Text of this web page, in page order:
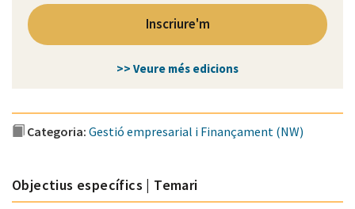
Inscriure'm
>> Veure més edicions
Categoria: Gestió empresarial i Finançament (NW)
Objectius específics | Temari